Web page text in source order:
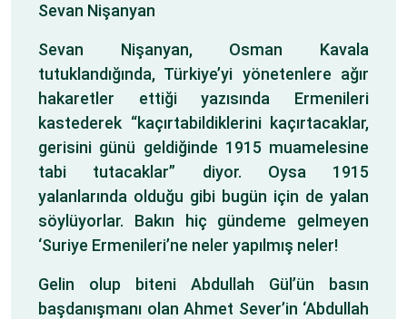
Sevan Nişanyan
Sevan Nişanyan, Osman Kavala
tutuklandığında, Türkiye’yi yönetenlere ağır
hakaretler ettiği yazısında Ermenileri
kastederek “kaçırtabildiklerini kaçırtacaklar,
gerisini günü geldiğinde 1915 muamelesine
tabi tutacaklar” diyor. Oysa 1915
yalanlarında olduğu gibi bugün için de yalan
söylüyorlar. Bakın hiç gündeme gelmeyen
‘Suriye Ermenileri’ne neler yapılmış neler!
Gelin olup biteni Abdullah Gül’ün basın
başdanışmanı olan Ahmet Sever’in ‘Abdullah